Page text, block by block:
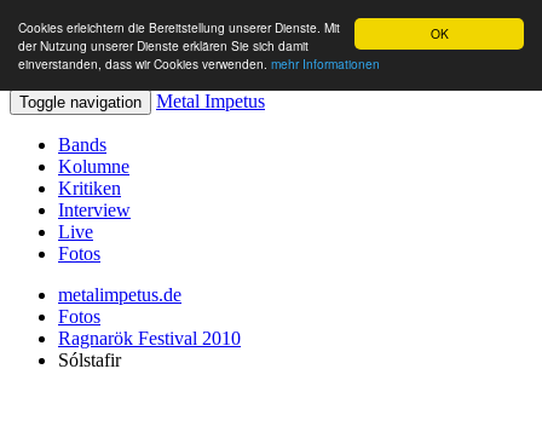
OK
Cookies erleichtern die Bereitstellung unserer Dienste. Mit
der Nutzung unserer Dienste erklären Sie sich damit
einverstanden, dass wir Cookies verwenden. mehr Informationen
Toggle navigation Metal Impetus
Bands
Kolumne
Kritiken
Interview
Live
Fotos
metalimpetus.de
Fotos
Ragnarök Festival 2010
Sólstafir